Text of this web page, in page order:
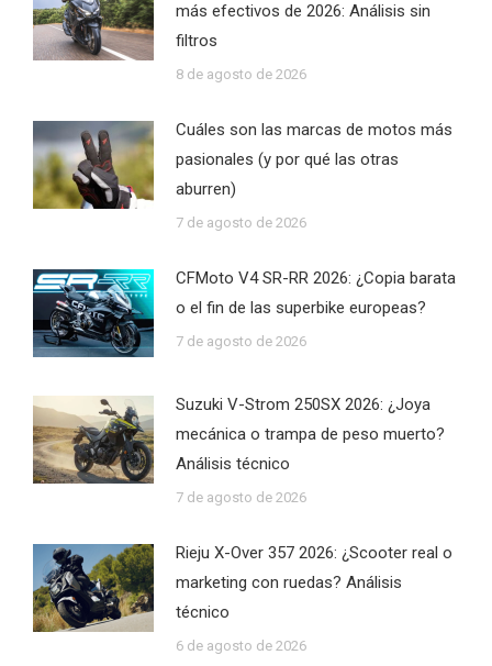
más efectivos de 2026: Análisis sin
filtros
8 de agosto de 2026
Cuáles son las marcas de motos más
pasionales (y por qué las otras
aburren)
7 de agosto de 2026
CFMoto V4 SR-RR 2026: ¿Copia barata
o el fin de las superbike europeas?
7 de agosto de 2026
Suzuki V-Strom 250SX 2026: ¿Joya
mecánica o trampa de peso muerto?
Análisis técnico
7 de agosto de 2026
Rieju X-Over 357 2026: ¿Scooter real o
marketing con ruedas? Análisis
técnico
6 de agosto de 2026